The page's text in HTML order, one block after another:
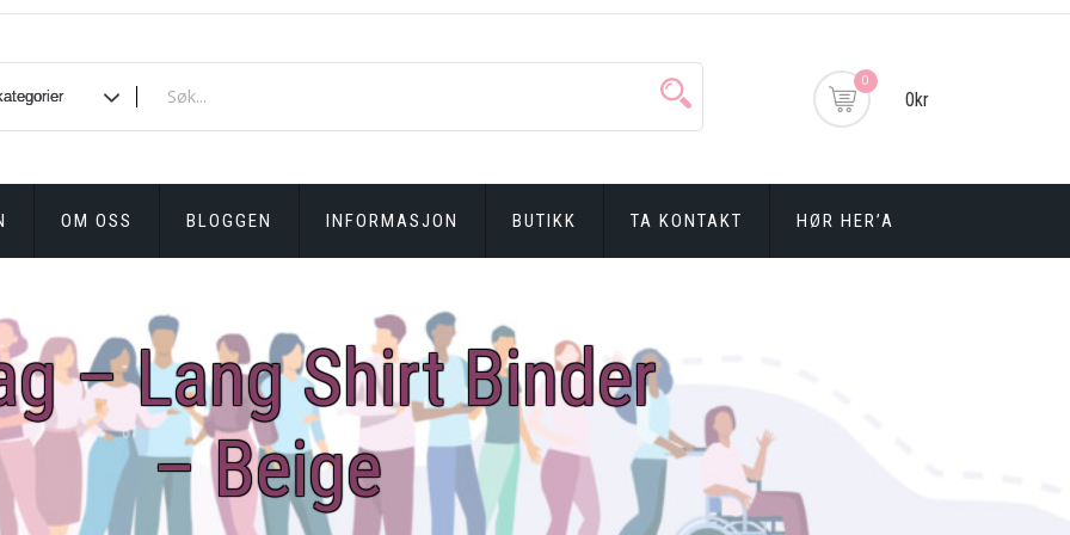
0
0kr
OM OSS BLOGGEN INFORMASJON BUTIKK TA KONTAKT HØR HER’A
– Lang Shirt Binder
– Beige